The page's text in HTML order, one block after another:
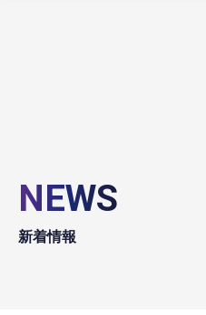
NEWS
新着情報